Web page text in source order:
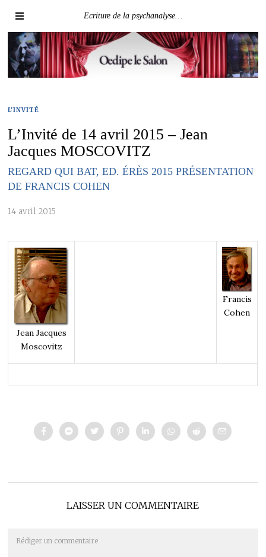
Ecriture de la psychanalyse…
L'INVITÉ
L’Invité de 14 avril 2015 – Jean
Jacques MOSCOVITZ
REGARD QUI BAT, ED. ÉRÈS 2015 PRÉSENTATION
DE FRANCIS COHEN
14 avril 2015
Jean Jacques
Moscovitz
Francis
Cohen
LAISSER UN COMMENTAIRE